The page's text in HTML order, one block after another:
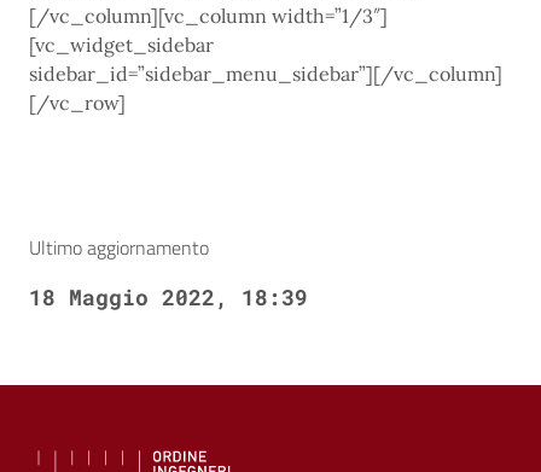
[/vc_column][vc_column width=”1/3″]
[vc_widget_sidebar
sidebar_id=”sidebar_menu_sidebar”][/vc_column]
[/vc_row]
Ultimo aggiornamento
18 Maggio 2022, 18:39